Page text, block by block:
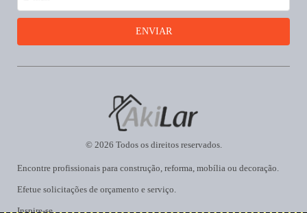
Encontre profissionais para construção, reforma, mobília ou decoração.
Efetue solicitações de orçamento e serviço.
Inspire-se.
© 2026 Todos os direitos reservados.